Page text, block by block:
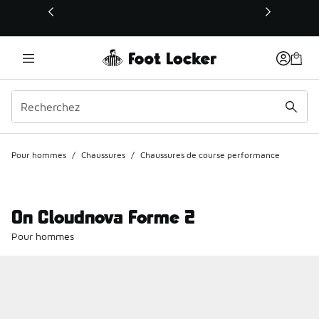
Ce lien s’ouvrira dans une nouvelle fenêtre
Pour hommes / Chaussures / Chaussures de course performance
On Cloudnova Forme 2
Pour hommes